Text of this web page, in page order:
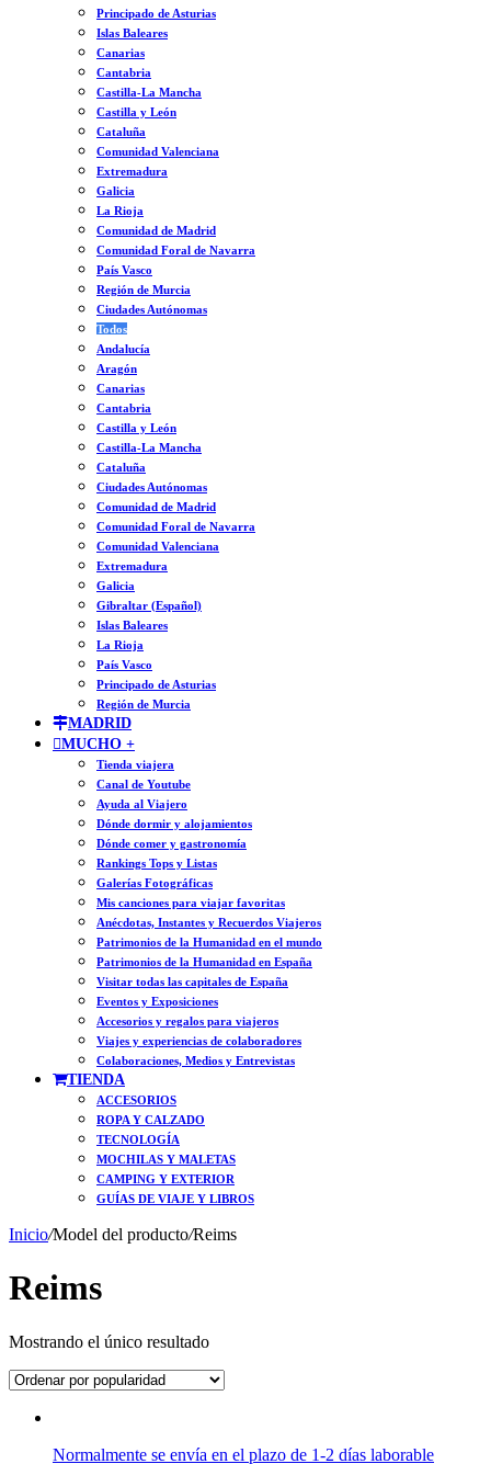
Principado de Asturias
Islas Baleares
Canarias
Cantabria
Castilla-La Mancha
Castilla y León
Cataluña
Comunidad Valenciana
Extremadura
Galicia
La Rioja
Comunidad de Madrid
Comunidad Foral de Navarra
País Vasco
Región de Murcia
Ciudades Autónomas
Todos
Andalucía
Aragón
Canarias
Cantabria
Castilla y León
Castilla-La Mancha
Cataluña
Ciudades Autónomas
Comunidad de Madrid
Comunidad Foral de Navarra
Comunidad Valenciana
Extremadura
Galicia
Gibraltar (Español)
Islas Baleares
La Rioja
País Vasco
Principado de Asturias
Región de Murcia
MADRID
MUCHO +
Tienda viajera
Canal de Youtube
Ayuda al Viajero
Dónde dormir y alojamientos
Dónde comer y gastronomía
Rankings Tops y Listas
Galerías Fotográficas
Mis canciones para viajar favoritas
Anécdotas, Instantes y Recuerdos Viajeros
Patrimonios de la Humanidad en el mundo
Patrimonios de la Humanidad en España
Visitar todas las capitales de España
Eventos y Exposiciones
Accesorios y regalos para viajeros
Viajes y experiencias de colaboradores
Colaboraciones, Medios y Entrevistas
TIENDA
ACCESORIOS
ROPA Y CALZADO
TECNOLOGÍA
MOCHILAS Y MALETAS
CAMPING Y EXTERIOR
GUÍAS DE VIAJE Y LIBROS
Inicio/Model del producto/Reims
Reims
Mostrando el único resultado
Normalmente se envía en el plazo de 1-2 días laborable